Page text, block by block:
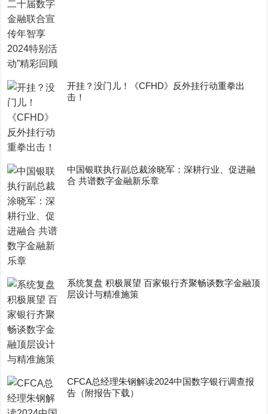
开挂？没门儿！《CFHD》反外挂行动重拳出
击！
中国银联执行副总裁涂晓军：深耕行业、促进融
合 共谱数字金融新乐章
系统复盘 积极展望 百家银行齐聚畅谈数字金融顶
层设计与精准施策
CFCA总经理朱钢解读2024中国数字银行调查报
告（附报告下载）